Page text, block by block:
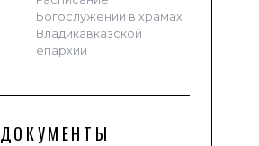
Богослужений в храмах
Владикавказской
епархии
ДОКУМЕНТЫ